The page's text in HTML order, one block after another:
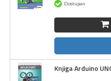
Dostupan
Knjiga Arduino